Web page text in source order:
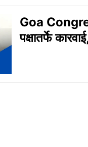
Goa
पक्षातर्फे